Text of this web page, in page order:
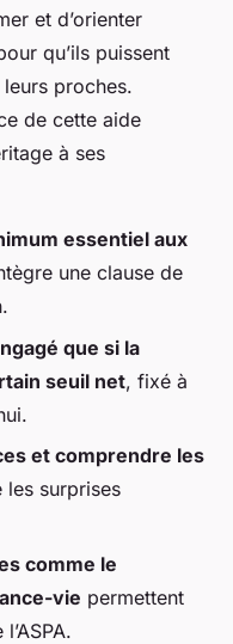
et d’orienter
qu’ils puissent
proches.
de cette aide
à ses
essentiel aux
une clause de
que si la
seuil net, fixé à
et comprendre les
les surprises
comme le
vie permettent